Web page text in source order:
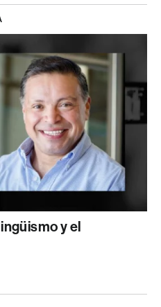
y el